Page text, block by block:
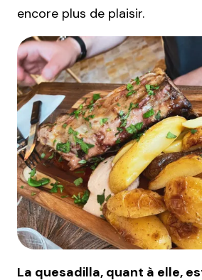
encore plus de plaisir.
La quesadilla, quant à elle,